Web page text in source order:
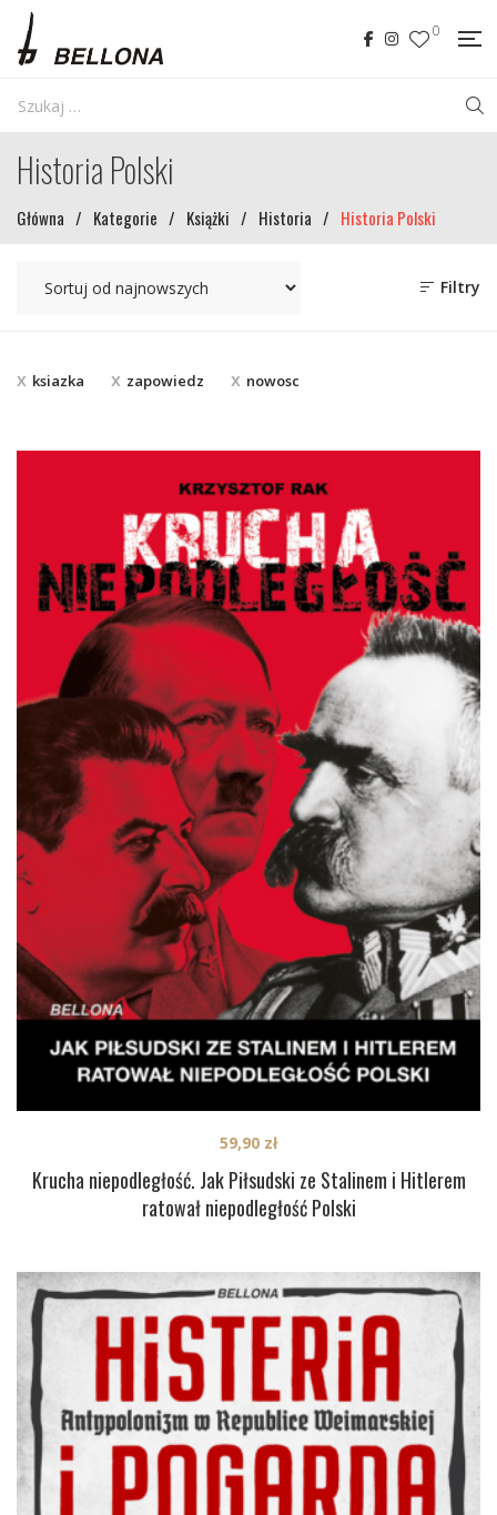
0
Historia Polski
Główna / Kategorie / Książki / Historia / Historia Polski
Filtry
ksiazka zapowiedz nowosc
Krucha niepodległość. Jak Piłsudski ze Stalinem i Hitlerem
ratował niepodległość Polski
59,90 zł